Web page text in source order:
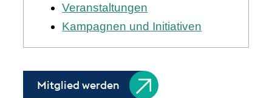
Veranstaltungen
Kampagnen und Initiativen
Mitglied werden